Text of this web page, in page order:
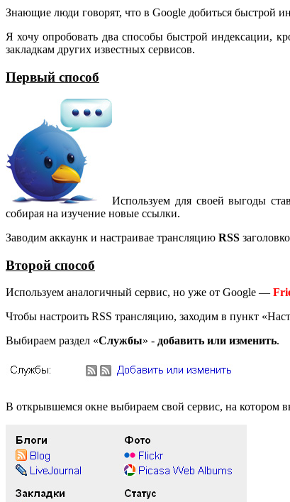
Знающие люди говорят, что в Google добиться быстрой
Я хочу опробовать два способы быстрой индексации,
закладкам других известных сервисов.
Первый способ
Используем для своей выгоды
собирая на изучение новые ссылки.
Заводим аккаунк и настраивае трансляцию RSS
Второй способ
Используем аналогичный сервис, но уже от Google —
Чтобы настроить RSS трансляцию, заходим в пункт
Выбираем раздел «Службы» - добавить или изменить.
В открывшемся окне выбираем свой сервис, на котором